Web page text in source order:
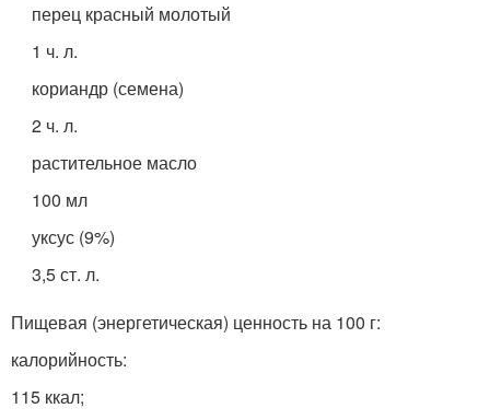
перец красный молотый
1 ч. л.
кориандр (семена)
2 ч. л.
растительное масло
100 мл
уксус (9%)
3,5 ст. л.
Пищевая (энергетическая) ценность на 100 г:
калорийность:
115 ккал;